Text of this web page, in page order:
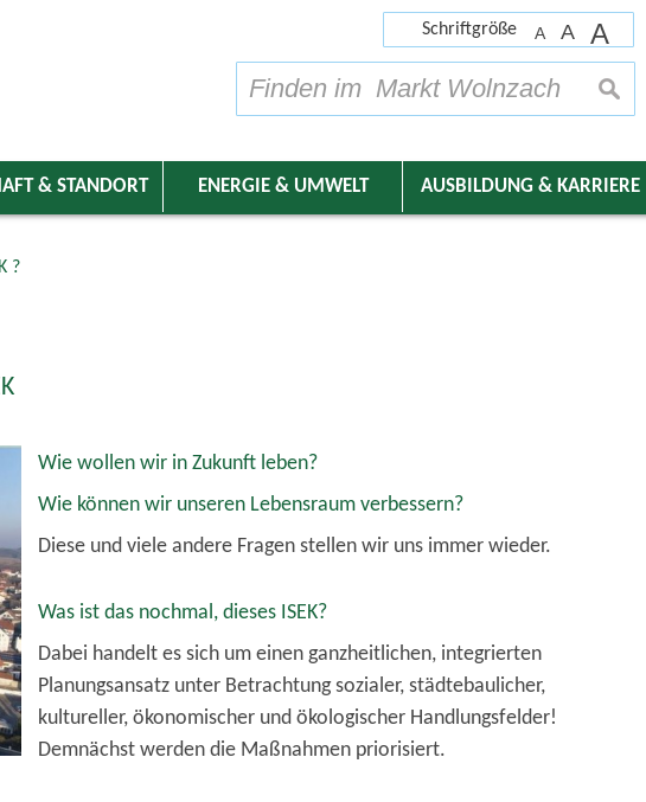
Schriftgröße A A A
& STANDORT ENERGIE & UMWELT AUSBILDUNG & KARRIERE
?
Wie wollen wir in Zukunft leben?
Wie können wir unseren Lebensraum verbessern?
Diese und viele andere Fragen stellen wir uns immer wieder.
Was ist das nochmal, dieses ISEK?
Dabei handelt es sich um einen ganzheitlichen, integrierten
Planungsansatz unter Betrachtung sozialer, städtebaulicher,
kultureller, ökonomischer und ökologischer Handlungsfelder!
Demnächst werden die Maßnahmen priorisiert.